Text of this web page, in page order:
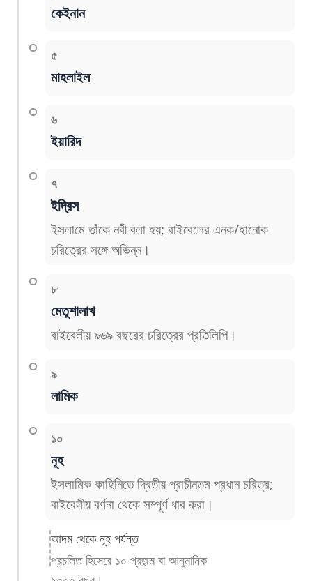
কেইনান
৫
মাহলাইল
৬
ইয়ারিদ
৭
ইদ্রিস
ইসলামে তাঁকে নবী বলা হয়; বাইবেলের এনক/হানোক
চরিত্রের সঙ্গে অভিন্ন।
৮
মেতুশালাখ
বাইবেলীয় ৯৬৯ বছরের চরিত্রের প্রতিলিপি।
৯
লামিক
১০
নূহ
ইসলামিক কাহিনিতে দ্বিতীয় প্রাচীনতম প্রধান চরিত্র;
বাইবেলীয় বর্ণনা থেকে সম্পূর্ণ ধার করা।
আদম থেকে নূহ পর্যন্ত
প্রচলিত হিসেবে ১০ প্রজন্ম বা আনুমানিক